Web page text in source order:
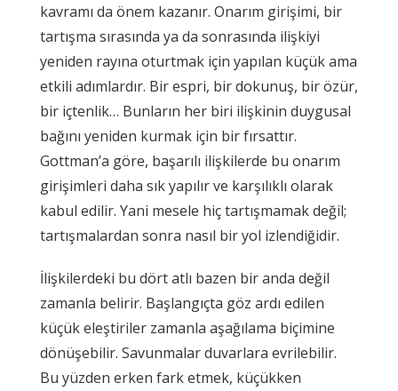
kavramı da önem kazanır. Onarım girişimi, bir
tartışma sırasında ya da sonrasında ilişkiyi
yeniden rayına oturtmak için yapılan küçük ama
etkili adımlardır. Bir espri, bir dokunuş, bir özür,
bir içtenlik… Bunların her biri ilişkinin duygusal
bağını yeniden kurmak için bir fırsattır.
Gottman’a göre, başarılı ilişkilerde bu onarım
girişimleri daha sık yapılır ve karşılıklı olarak
kabul edilir. Yani mesele hiç tartışmamak değil;
tartışmalardan sonra nasıl bir yol izlendiğidir.
İlişkilerdeki bu dört atlı bazen bir anda değil
zamanla belirir. Başlangıçta göz ardı edilen
küçük eleştiriler zamanla aşağılama biçimine
dönüşebilir. Savunmalar duvarlara evrilebilir.
Bu yüzden erken fark etmek, küçükken